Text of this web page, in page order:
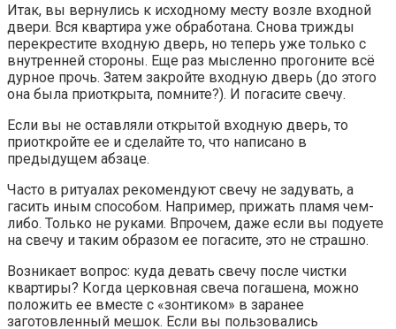
Итак, вы вернулись к исходному месту возле входной
двери. Вся квартира уже обработана. Снова трижды
перекрестите входную дверь, но теперь уже только с
внутренней стороны. Еще раз мысленно прогоните всё
дурное прочь. Затем закройте входную дверь (до этого
она была приоткрыта, помните?). И погасите свечу.
Если вы не оставляли открытой входную дверь, то
приоткройте ее и сделайте то, что написано в
предыдущем абзаце.
Часто в ритуалах рекомендуют свечу не задувать, а
гасить иным способом. Например, прижать пламя чем-
либо. Только не руками. Впрочем, даже если вы подуете
на свечу и таким образом ее погасите, это не страшно.
Возникает вопрос: куда девать свечу после чистки
квартиры? Когда церковная свеча погашена, можно
положить ее вместе с «зонтиком» в заранее
заготовленный мешок. Если вы пользовались